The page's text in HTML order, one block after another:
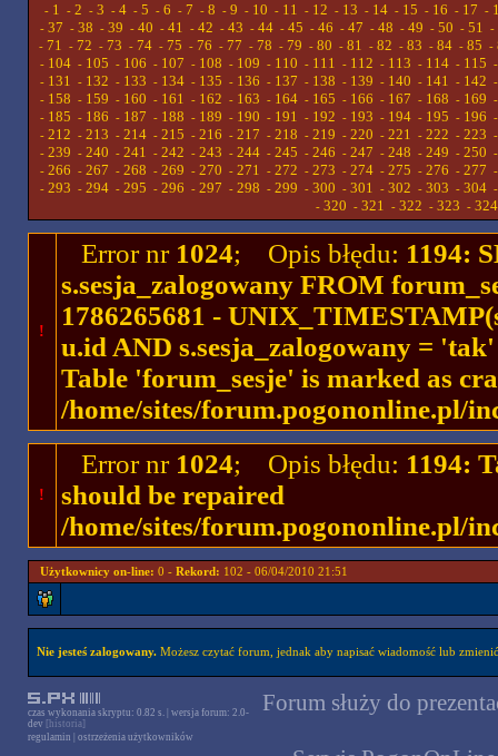
- 1 - 2 - 3 - 4 - 5 - 6 - 7 - 8 - 9 - 10 - 11 - 12 - 13 - 14 - 15 - 16 - 17 -
- 37 - 38 - 39 - 40 - 41 - 42 - 43 - 44- 45 - 46 - 47 - 48 - 49 - 50 - 51 -
- 71 - 72 - 73 - 74 - 75 - 76 - 77 - 78 - 79 - 80 - 81 - 82 - 83 - 84 - 85 -
- 104- 105 - 106 - 107 - 108 - 109 - 110 - 111 - 112 - 113 - 114- 115
- 131 - 132 - 133 - 134- 135 - 136 - 137 - 138 - 139 - 140 - 141 - 142
- 158 - 159 - 160 - 161 - 162 - 163 - 164- 165 - 166 - 167 - 168 - 169
- 185 - 186 - 187 - 188 - 189 - 190 - 191 - 192 - 193 - 194- 195 - 196
- 212 - 213 - 214- 215 - 216 - 217 - 218 - 219 - 220 - 221 - 222 - 223
- 239 - 240 - 241 - 242 - 243 - 244- 245 - 246 - 247 - 248 - 249 - 250
- 266 - 267 - 268 - 269 - 270 - 271 - 272 - 273 - 274- 275 - 276 - 277
- 293 - 294- 295 - 296 - 297 - 298 - 299 - 300 - 301 - 302 - 303 - 304
- 320 - 321 - 322 - 323 - 324
!
Error nr 1024; Opis błędu: 1194:
s.sesja_zalogowany FROM
1786265681 -
u.id AND s.sesja_zalogowany =
Table 'forum_sesje' is marked as
/home/sites/forum.pogononline.pl/
!
Error nr 1024; Opis błędu: 1194:
should be repaired
/home/sites/forum.pogononline.pl/
Użytkownicy on-line: 0 - Rekord: 102 - 06/04/2010 21:51
Nie jesteś zalogowany.Możesz czytać forum, jednak aby napisać wiadomość lub
czas wykonania skryptu: 0.82 s. | wersja forum: 2.0-
dev [historia]
regulamin
ostrzeżenia użytkowników
Forum służy do